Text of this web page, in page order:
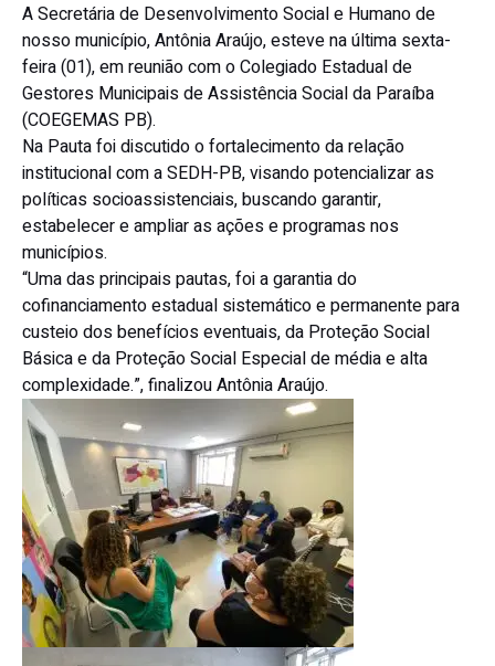
A Secretária de Desenvolvimento Social e Humano de
nosso município, Antônia Araújo, esteve na última sexta-
feira (01), em reunião com o Colegiado Estadual de
Gestores Municipais de Assistência Social da Paraíba
(COEGEMAS PB).
Na Pauta foi discutido o fortalecimento da relação
institucional com a SEDH-PB, visando potencializar as
políticas socioassistenciais, buscando garantir,
estabelecer e ampliar as ações e programas nos
municípios.
“Uma das principais pautas, foi a garantia do
cofinanciamento estadual sistemático e permanente para
custeio dos benefícios eventuais, da Proteção Social
Básica e da Proteção Social Especial de média e alta
complexidade.”, finalizou Antônia Araújo.